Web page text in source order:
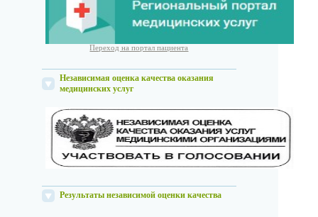
Переход на портал пациента
Независимая оценка качества оказания
медицинских услуг
Результаты независимой оценки качества